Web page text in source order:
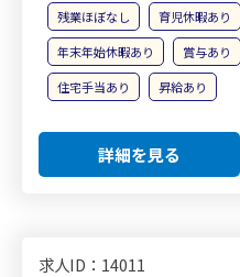
残業ほぼなし 育児休暇あり
年末年始休暇あり
賞与あり
住宅手当あり
昇給あり
詳細を見る
求人ID：14011